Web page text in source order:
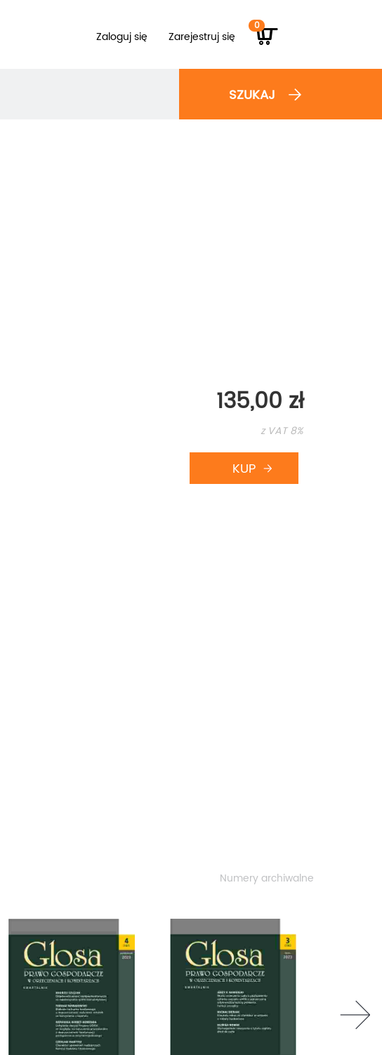
Zaloguj się Zarejestruj się
0
SZUKAJ
135,00 zł
z VAT 8%
Numery archiwalne